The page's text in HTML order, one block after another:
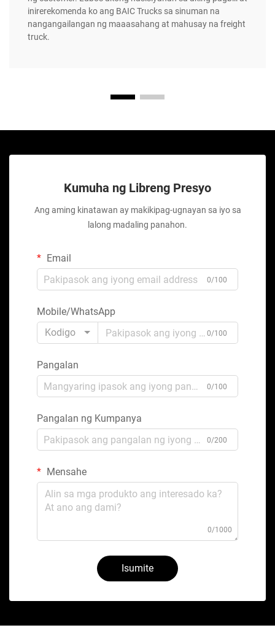
inirerekomenda ko ang BAIC Trucks sa sinuman na
nangangailangan ng maaasahang at mahusay na freight
truck.
Kumuha ng Libreng Presyo
Ang aming kinatawan ay makikipag-ugnayan sa iyo sa
lalong madaling panahon.
Email
0/100
Mobile/WhatsApp
Kodigo
0/100
Pangalan
0/100
Pangalan ng Kumpanya
0/200
Mensahe
0/1000
Isumite